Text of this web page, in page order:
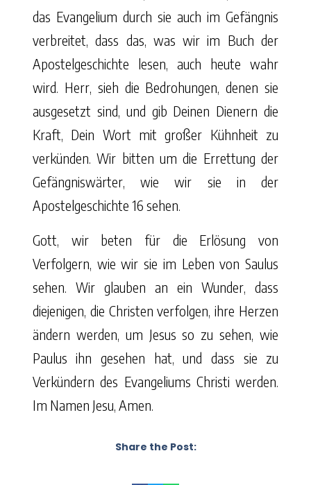
das Evangelium durch sie auch im Gefängnis
verbreitet, dass das, was wir im Buch der
Apostelgeschichte lesen, auch heute wahr
wird. Herr, sieh die Bedrohungen, denen sie
ausgesetzt sind, und gib Deinen Dienern die
Kraft, Dein Wort mit großer Kühnheit zu
verkünden. Wir bitten um die Errettung der
Gefängniswärter, wie wir sie in der
Apostelgeschichte 16 sehen.
Gott, wir beten für die Erlösung von
Verfolgern, wie wir sie im Leben von Saulus
sehen. Wir glauben an ein Wunder, dass
diejenigen, die Christen verfolgen, ihre Herzen
ändern werden, um Jesus so zu sehen, wie
Paulus ihn gesehen hat, und dass sie zu
Verkündern des Evangeliums Christi werden.
Im Namen Jesu, Amen.
Share the Post: